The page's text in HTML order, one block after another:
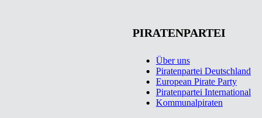
PIRATENPARTEI
Über uns
Piratenpartei Deutschland
European Pirate Party
Piratenpartei International
Kommunalpiraten